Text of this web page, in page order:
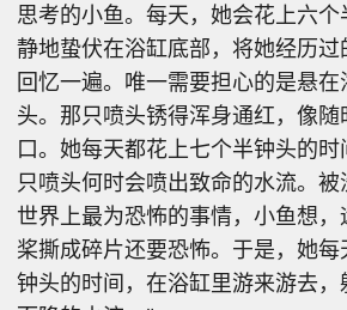
思考的小鱼。每天，她会花上六
静地蛰伏在浴缸底部，将她经历
回忆一遍。唯一需要担心的是悬
头。那只喷头锈得浑身通红，像随
口。她每天都花上七个半钟头的
只喷头何时会喷出致命的水流。
世界上最为恐怖的事情，小鱼想
桨撕成碎片还要恐怖。于是，她
钟头的时间，在浴缸里游来游去